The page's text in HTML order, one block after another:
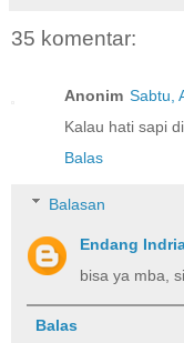
35 komentar:
Anonim Sabtu,
Kalau hati sapi
Balas
Balasan
Endang
bisa ya mba,
Balas